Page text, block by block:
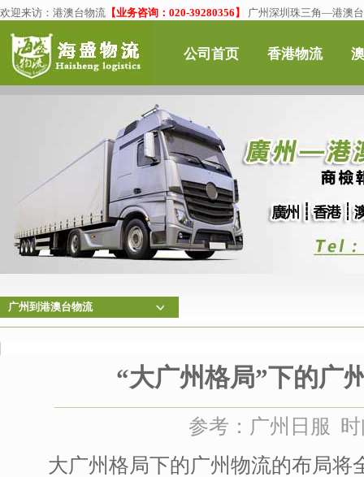
欢迎来访： 港澳台物流 【业务咨询：020-39280356】 广州深圳珠三角—港澳
公司首页 香港物流
广州到港澳台物流
“大广州格局”下的广
参考：广州日服 时
大广州格局下的广州物流的布局将